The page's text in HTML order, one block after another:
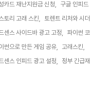
카드 재난지원금 신청,
구글 인피드
토리 고래 스킨,
토렌트 리처와 시더,
센스 사이드바 광고 고정,
파이썬
썬으로 만든 게임 공유,
고래스킨,
센스 인피드 광고 설정,
정부 긴급